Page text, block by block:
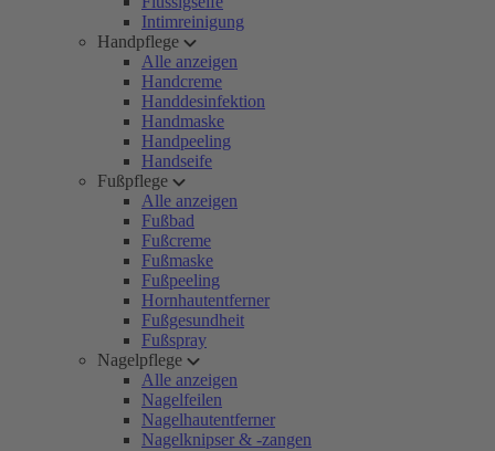
Intimreinigung
Handpflege
Alle anzeigen
Handcreme
Handdesinfektion
Handmaske
Handpeeling
Handseife
Fußpflege
Alle anzeigen
Fußbad
Fußcreme
Fußmaske
Fußpeeling
Hornhautentferner
Fußgesundheit
Fußspray
Nagelpflege
Alle anzeigen
Nagelfeilen
Nagelhautentferner
Nagelknipser & -zangen